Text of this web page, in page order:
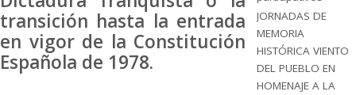
transición hasta la entrada
en vigor de la Constitución
Española de 1978.
JORNADAS DE
MEMORIA
HISTÓRICA VIENTO
DEL PUEBLO EN
HOMENAJE A LA